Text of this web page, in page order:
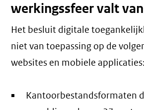
werkingssfeer valt
Het besluit digitale
niet van toepassing op de
websites en mobiele applicaties:
Kantoorbestandsformaten